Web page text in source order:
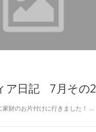
ア日記 7月その2
財のお片付けに行きました！ …